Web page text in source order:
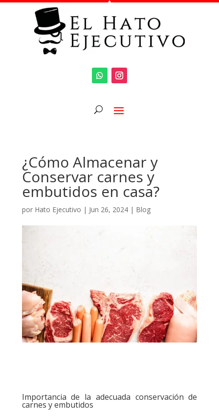
¿Cómo Almacenar y
Conservar carnes y
embutidos en casa?
por Hato Ejecutivo | Jun 26, 2024| Blog
Importancia de la adecuada conservación de
carnes y embutidos